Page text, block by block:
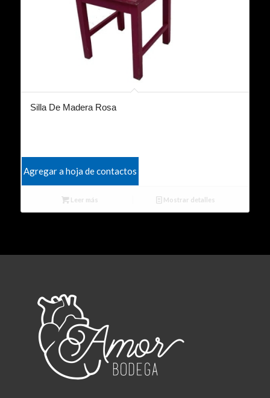
Silla De Madera Rosa
Agregar a hoja de contactos
Leer más Mostrar detalles